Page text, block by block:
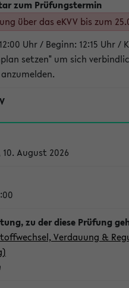
über das eKVV bis zum
Uhr / Beginn: 12:15 Uhr /
setzen" um sich
August 2026
Verdauung &